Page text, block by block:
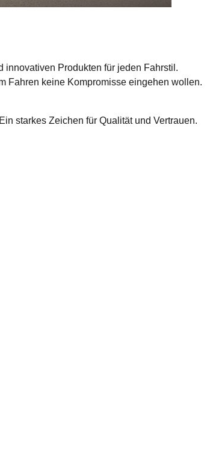
innovativen Produkten für jeden Fahrstil.
Fahren keine Kompromisse eingehen wollen.
starkes Zeichen für Qualität und Vertrauen.